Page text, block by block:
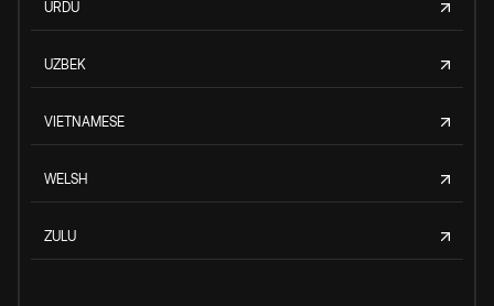
URDU
UZBEK
VIETNAMESE
WELSH
ZULU